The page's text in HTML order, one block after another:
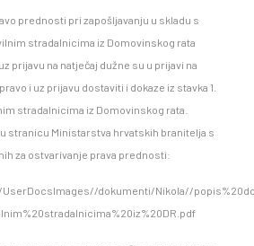
prednosti pri zapošljavanju u skladu s
stradalnicima iz Domovinskog rata
prijavu na natječaj dužne su u prijavi na
i uz prijavu dostaviti i dokaze iz stavka 1.
stradalnicima iz Domovinskog rata.
stranicu Ministarstva hrvatskih branitelja s
za ostvarivanje prava prednosti:
dokumenti/Nikola//